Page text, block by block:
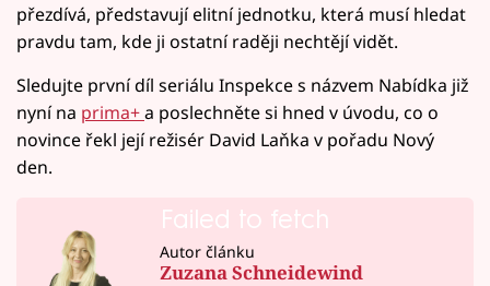
přezdívá, představují elitní jednotku, která musí hledat
pravdu tam, kde ji ostatní raději nechtějí vidět.
Sledujte první díl seriálu Inspekce s názvem Nabídka již
nyní na prima+a poslechněte si hned v úvodu, co o
novince řekl její režisér David Laňka v pořadu Nový
den.
Failed to fetch
Autor článku
Zuzana Schneidewind